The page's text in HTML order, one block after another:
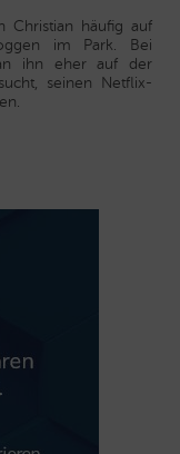
Christian häufig auf
im Park. Bei
ihn eher auf der
seinen Netflix-